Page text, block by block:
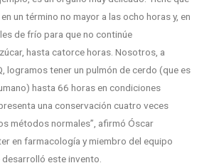
un término no mayor a las ocho horas y, en
de frío para que no continúe
hasta catorce horas. Nosotros, a
logramos tener un pulmón de cerdo (que es
hasta 66 horas en condiciones
una conservación cuatro veces
métodos normales”, afirmó Óscar
en farmacología y miembro del equipo
este invento.